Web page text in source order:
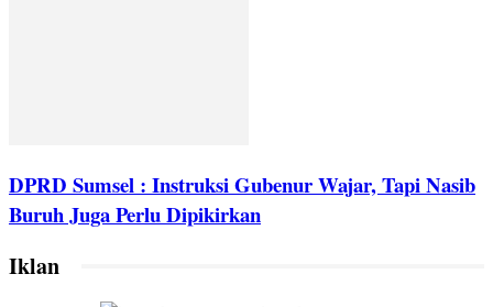
DPRD Sumsel : Instruksi Gubenur Wajar, Tapi Nasib
Buruh Juga Perlu Dipikirkan
Iklan